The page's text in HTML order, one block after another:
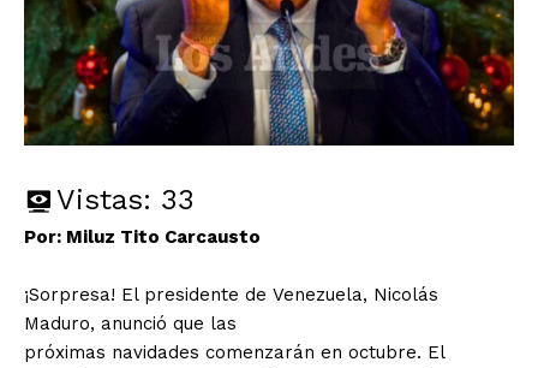
Vistas: 33
Por: Miluz Tito Carcausto
¡Sorpresa! El presidente de Venezuela, Nicolás
Maduro, anunció que las
próximas navidades comenzarán en octubre. El